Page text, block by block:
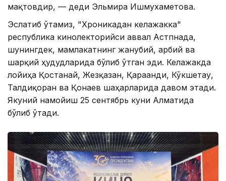
мақтовдир, — деди Эльмира Ишмухаметова.
Эслатиб ўтамиз, "Хроникадан келажакка"
республика кинолекторийси аввал Астпнада,
шунингдек, мамлакатнинг жанубий, ғарбий ва
шарқий ҳудудларида бўлиб ўтган эди. Келажакда
лойиҳа Қостанай, Жезқазған, Қарағанди, Кўкшетау,
Талдиқорған ва Қонаев шаҳарларида давом этади.
Якуний намойиш 25 сентябрь куни Алматида
бўлиб ўтади.